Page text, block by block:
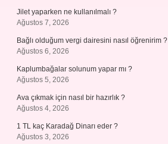
Jilet yaparken ne kullanılmalı ?
Ağustos 7, 2026
Bağlı olduğum vergi dairesini nasıl öğrenirim ?
Ağustos 6, 2026
Kaplumbağalar solunum yapar mı ?
Ağustos 5, 2026
Ava çıkmak için nasıl bir hazırlık ?
Ağustos 4, 2026
1 TL kaç Karadağ Dinarı eder ?
Ağustos 3, 2026